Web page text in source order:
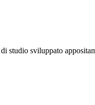
studio sviluppato